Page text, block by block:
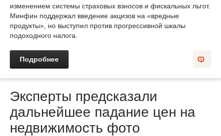
изменением системы страховых взносов и фискальных льгот.
Минфин поддержал введение акцизов на «вредные
продукты», но выступил против прогрессивной шкалы
подоходного налога.
Подробнее
Эксперты предсказали
дальнейшее падание цен на
недвижимость фото